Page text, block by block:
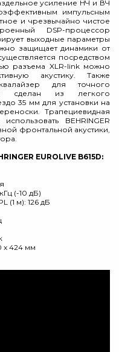
усиление НЧ и ВЧ
импульсным
и чрезвычайно чистое
DSP-процессор
выходные параметры
защищает динамики от
посредством
разъема XLR-link можно
акустику. Также
для точного
сделан из легкого
35 мм для установки на
Трапециевидная
BEHRINGER
фронтальной акустики,
EUROLIVE B615D:
(-10 дБ)
м): 126 дБ
424 мм